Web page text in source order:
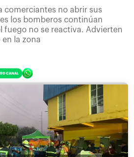
comerciantes no abrir sus
los bomberos continúan
fuego no se reactiva. Advierten
la zona